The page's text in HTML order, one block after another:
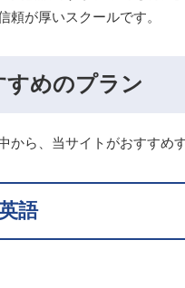
頼が厚いスクールです。
すめのプラン
ら、当サイトがおすすめ
語